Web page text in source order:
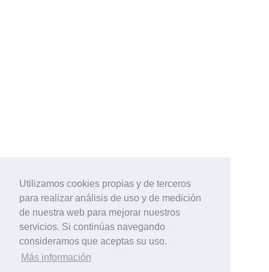
Utilizamos cookies propias y de terceros
para realizar análisis de uso y de medición
de nuestra web para mejorar nuestros
servicios. Si continúas navegando
consideramos que aceptas su uso.
Más información